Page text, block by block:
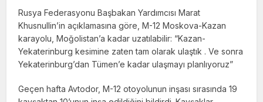
Rusya Federasyonu Başbakan Yardımcısı Marat
Khusnullin’in açıklamasına göre, M-12 Moskova-Kazan
karayolu, Moğolistan’a kadar uzatılabilir: “Kazan-
Yekaterinburg kesimine zaten tam olarak ulaştık . Ve sonra
Yekaterinburg’dan Tümen’e kadar ulaşmayı planlıyoruz”
Geçen hafta Avtodor, M-12 otoyolunun inşası sırasında 19